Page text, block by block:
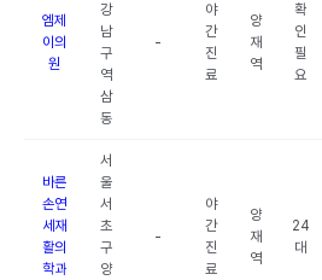
엠제
이의
원
강
남
구
역
삼
동
-
야
간
진
료
양
재
역
확
인
필
요
바른
손연
세재
활의
학과
서
울
서
초
구
양
-
야
간
진
료
양
재
역
24
대